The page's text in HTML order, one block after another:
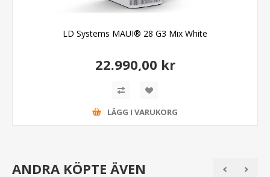
LD Systems MAUI® 28 G3 Mix White
22.990,00 kr
LÄGG I VARUKORG
ANDRA KÖPTE ÄVEN